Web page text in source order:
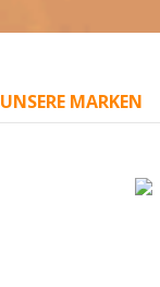
UNSERE MARKEN